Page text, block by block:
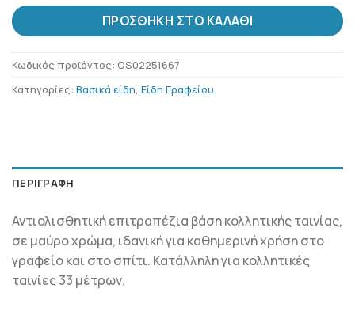
ΠΡΟΣΘΉΚΗ ΣΤΟ ΚΑΛΆΘΙ
Κωδικός προϊόντος: OS02251667
Κατηγορίες: Βασικά είδη, Είδη Γραφείου
ΠΕΡΙΓΡΑΦΉ
Αντιολισθητική επιτραπέζια βάση κολλητικής ταινίας,
σε μαύρο χρώμα, ιδανική για καθημερινή χρήση στο
γραφείο και στο σπίτι. Κατάλληλη για κολλητικές
ταινίες 33 μέτρων.